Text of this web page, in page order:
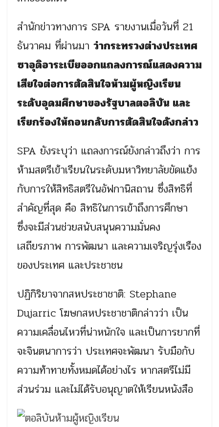
สำนักข่าวทางการ SPA รายงานเมื่อวันที่ 21
ธันวาคม ที่ผ่านมา ว่ากระทรวงต่างประเทศ
ซาอุดิอาระเบียออกแถลงการณ์แสดงความ
เสียใจต่อการตัดสินใจห้ามผู้หญิงเรียน
ระดับอุดมศึกษาของรัฐบาลตอลิบัน และ
เรียกร้องให้ถอนกลับการตัดสินใจดังกล่าว
SPA ยังระบุว่า แถลงการณ์ยังกล่าวถึงว่า การ
ห้ามสตรีเข้าเรียนในระดับมหาวิทยาลัยขัดแย้ง
กับการให้สิทธิสตรีในอัฟกานิสถาน ซึ่งสิทธิที่
สำคัญที่สุด คือ สิทธิในการเข้าถึงการศึกษา
ซึ่งจะมีส่วนช่วยสนับสนุนความมั่นคง
เสถียรภาพ การพัฒนา และความเจริญรุ่งเรือง
ของประเทศ และประชาชน
ปฏิกิริยาจากสหประชาชาติ: Stephane
Dujarric โฆษกสหประชาชาติกล่าวว่า เป็น
ความเคลื่อนไหวที่น่าหนักใจ และเป็นการยากที่
จะจินตนาการว่า ประเทศจะพัฒนา รับมือกับ
ความท้าทายทั้งหมดได้อย่างไร หากสตรีไม่มี
ส่วนร่วม และไม่ได้รับอนุญาตให้เรียนหนังสือ